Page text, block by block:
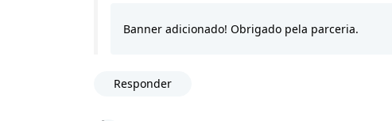
Banner adicionado! Obrigado pela parceria.
Responder